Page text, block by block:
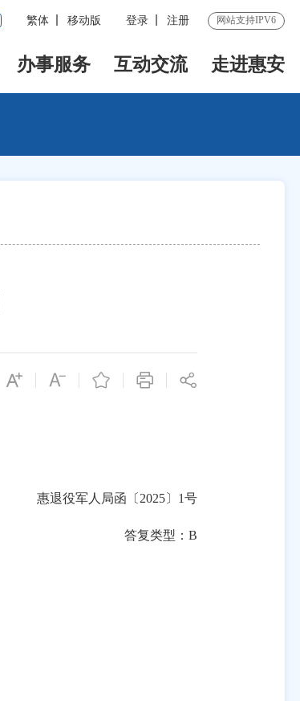
繁体 移动版 登录 注册 网站支持IPV6
办事服务 互动交流 走进惠安
惠退役军人局函〔 2025〕1号
答复类型：B